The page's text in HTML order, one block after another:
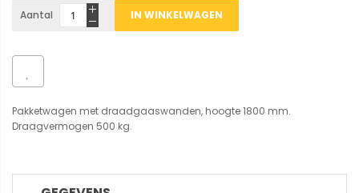
Aantal IN WINKELWAGEN
Pakketwagen met draadgaaswanden, hoogte 1800 mm.
Draagvermogen 500 kg.